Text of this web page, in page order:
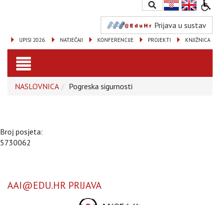
Prijava u sustav
KNJIŽNICA
PROJEKTI
KONFERENCIJE
NATJEČAJI
UPISI 2026.
Toggle
navigation
NASLOVNICA Pogreska sigurnosti
Broj posjeta:
5730062
AAI@EDU.HR PRIJAVA